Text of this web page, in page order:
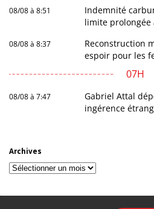
08/08 à 8:51
Indemnité
limite prolongée
08/08 à 8:37
Reconstruction
espoir pour les
07H
08/08 à 7:47
Gabriel Attal
ingérence
Archives
Archives